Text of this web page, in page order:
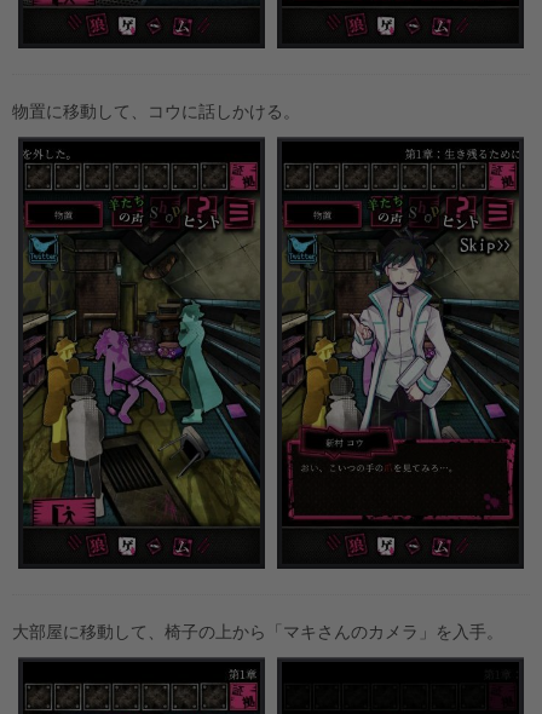
物置に移動して、コウに話しかける。
大部屋に移動して、椅子の上から「マキさんのカメラ」を入手。